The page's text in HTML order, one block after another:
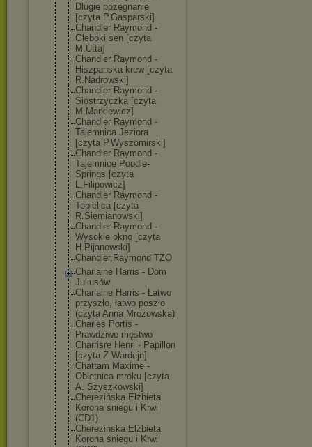
Dlugie pozegnanie
[czyta P.Gasparski]
Chandler Raymond -
Gleboki sen [czyta
M.Utta]
Chandler Raymond -
Hiszpanska krew [czyta
R.Nadrowski]
Chandler Raymond -
Siostrzyczka [czyta
M.Markiewicz]
Chandler Raymond -
Tajemnica Jeziora
[czyta P.Wyszomirski]
Chandler Raymond -
Tajemnice Poodle-
Springs [czyta
L.Filipowicz]
Chandler Raymond -
Topielica [czyta
R.Siemianowski]
Chandler Raymond -
Wysokie okno [czyta
H.Pijanowski]
Chandler.Raymond TZO
Charlaine Harris - Dom
Juliusów
Charlaine Harris - Łatwo
przyszło, łatwo poszło
(czyta Anna Mrozowska)
Charles Portis -
Prawdziwe męstwo
Charrisre Henri - Papillon
[czyta Z.Wardejn]
Chattam Maxime -
Obietnica mroku [czyta
A. Szyszkowski]
Cherezińska Elżbieta
Korona śniegu i Krwi
(CD1)
Cherezińska Elżbieta
Korona śniegu i Krwi